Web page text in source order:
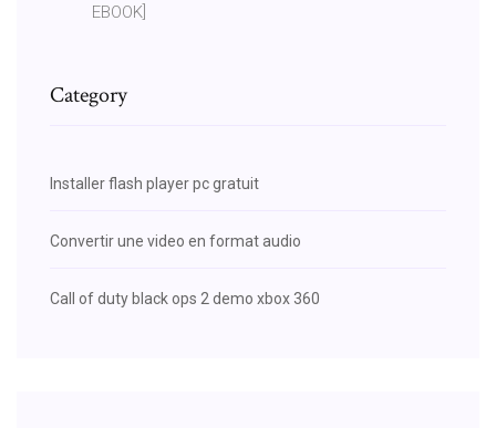
EBOOK]
Category
Installer flash player pc gratuit
Convertir une video en format audio
Call of duty black ops 2 demo xbox 360